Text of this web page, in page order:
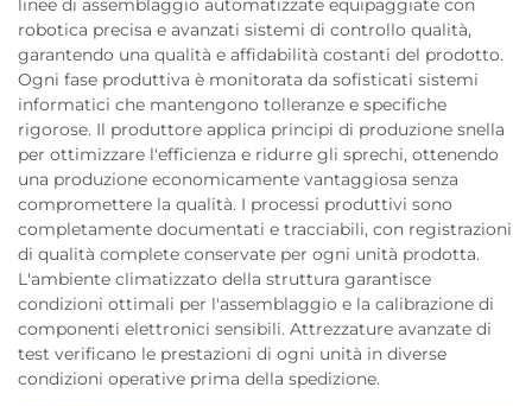
linee di assemblaggio automatizzate equipaggiate con
robotica precisa e avanzati sistemi di controllo qualità,
garantendo una qualità e affidabilità costanti del prodotto.
Ogni fase produttiva è monitorata da sofisticati sistemi
informatici che mantengono tolleranze e specifiche
rigorose. Il produttore applica principi di produzione snella
per ottimizzare l'efficienza e ridurre gli sprechi, ottenendo
una produzione economicamente vantaggiosa senza
compromettere la qualità. I processi produttivi sono
completamente documentati e tracciabili, con registrazioni
di qualità complete conservate per ogni unità prodotta.
L'ambiente climatizzato della struttura garantisce
condizioni ottimali per l'assemblaggio e la calibrazione di
componenti elettronici sensibili. Attrezzature avanzate di
test verificano le prestazioni di ogni unità in diverse
condizioni operative prima della spedizione.